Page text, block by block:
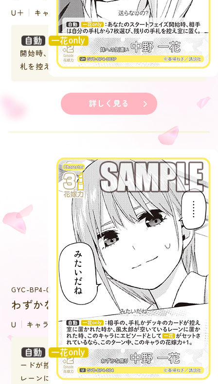
U＋ キャラクター
：あなたのスタートフェイズ
開始時、相手は自分の手札から７枚選び、残りの手
札を控え室に置く。
詳しく見る
GYC-BP4-004
わずかな焦り 中野 一花
U キャラクター
：相手の、手札かデッキのカ
ードが控え室に置かれた時か、風太郎が空いている
レーンに置かれた時、このキャラにエピソードとし